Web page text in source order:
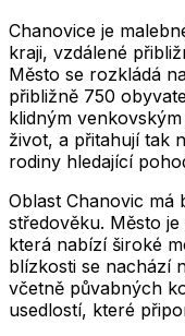
Chanovice je
kraji, vzdálené
Město se rozkládá
přibližně 750
klidným
život, a přitahují tak
rodiny hledající
Oblast Chanovic má
středověku. Město
která nabízí široké
blízkosti se nachází
včetně půvabných
usedlostí, které